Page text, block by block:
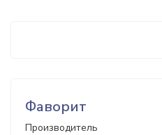
Фаворит
Производитель